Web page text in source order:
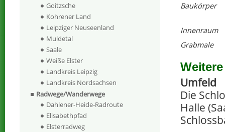
Baukörper
Innenraum
Grabmale
Umfeld
Die
Halle
Goitzsche
Kohrener Land
Leipziger Neuseenland
Muldetal
Saale
Weiße Elster
Landkreis Leipzig
Landkreis Nordsachsen
Radwege/Wanderwege
Dahlener-Heide-Radroute
Elisabethpfad
Elsterradweg